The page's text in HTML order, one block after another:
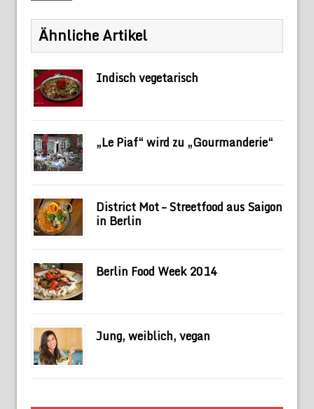
Ähnliche Artikel
Indisch vegetarisch
„Le Piaf“ wird zu „Gourmanderie“
District Mot – Streetfood aus Saigon
in Berlin
Berlin Food Week 2014
Jung, weiblich, vegan